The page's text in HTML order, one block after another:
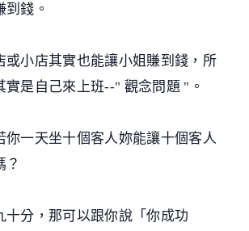
錢。
或小店其實也能讓小姐賺到錢，所
實是自己來上班--" 觀念問題 "。
你一天坐十個客人妳能讓十個客人
？
十分，那可以跟你說「你成功